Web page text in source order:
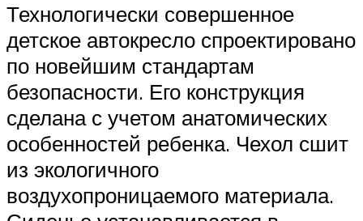
Технологически совершенное
детское автокресло спроектировано
по новейшим стандартам
безопасности. Его конструкция
сделана с учетом анатомических
особенностей ребенка. Чехол сшит
из экологичного
воздухопроницаемого материала.